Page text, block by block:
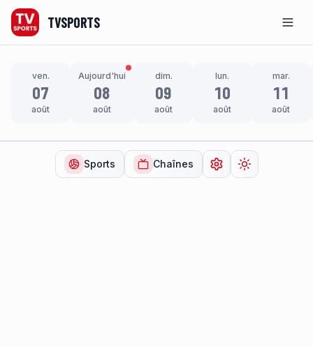
TVSPORTS
ven.
07
août
Aujourd'hui
08
août
dim.
09
août
lun.
10
août
mar.
11
août
Sports Chaînes Ouvrir lesChanger de